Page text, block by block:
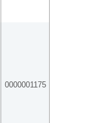
0000001175